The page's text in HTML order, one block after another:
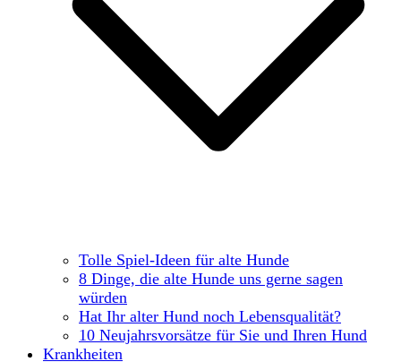
Tolle Spiel-Ideen für alte Hunde
8 Dinge, die alte Hunde uns gerne sagen
würden
Hat Ihr alter Hund noch Lebensqualität?
10 Neujahrsvorsätze für Sie und Ihren Hund
Krankheiten